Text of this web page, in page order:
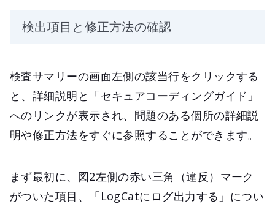
検出項目と修正方法の確認
検査サマリーの画面左側の該当行をクリックする
と、詳細説明と「セキュアコーディングガイド」
へのリンクが表示され、問題のある個所の詳細説
明や修正方法をすぐに参照することができます。
まず最初に、図2左側の赤い三角（違反）マーク
がついた項目、「LogCatにログ出力する」につい